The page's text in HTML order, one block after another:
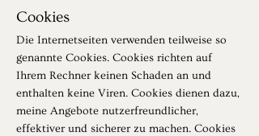
Cookies
Die Internetseiten verwenden teilweise so
genannte Cookies. Cookies richten auf
Ihrem Rechner keinen Schaden an und
enthalten keine Viren. Cookies dienen dazu,
meine Angebote nutzerfreundlicher,
effektiver und sicherer zu machen. Cookies